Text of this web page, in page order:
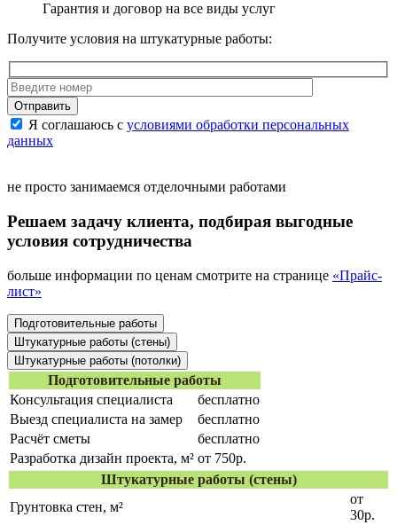
Гарантия и договор на все виды услуг
Получите условия на штукатурные работы:
Отправить
Я соглашаюсь с условиями обработки персональных
данных
не просто занимаемся отделочными работами
Решаем задачу клиента, подбирая выгодные
условия сотрудничества
больше информации по ценам смотрите на странице «Прайс-
лист»
Подготовительные работы
Штукатурные работы (стены)
Штукатурные работы (потолки)
Подготовительные работы
Консультация специалиста
бесплатно
Выезд специалиста на замер
бесплатно
Расчёт сметы
бесплатно
Разработка дизайн проекта, м² от 750р.
Штукатурные работы (стены)
Грунтовка стен, м²
от
30р.